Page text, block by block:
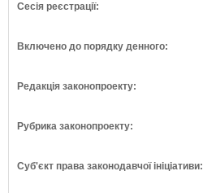
Сесія реєстрації:
Включено до порядку денного:
Редакція законопроекту:
Рубрика законопроекту:
Суб'єкт права законодавчої ініціативи: